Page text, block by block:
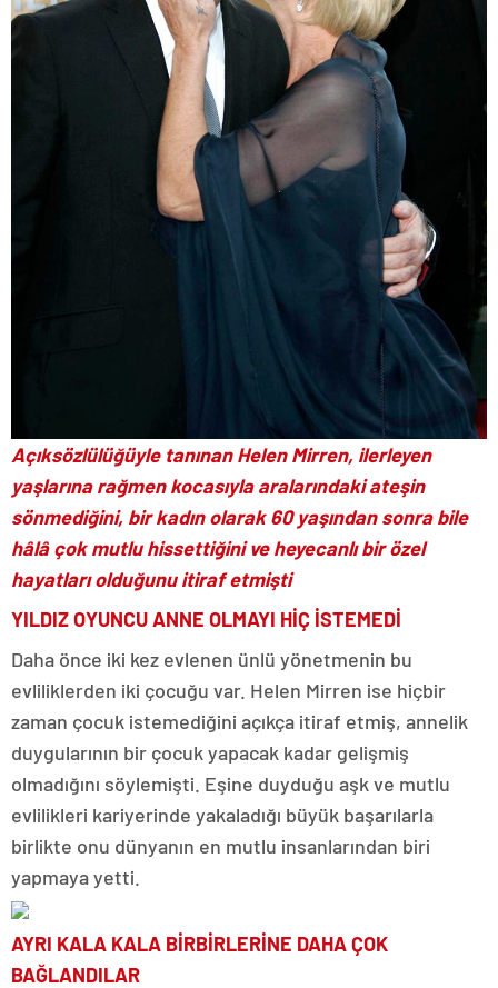
Açıksözlülüğüyle tanınan Helen Mirren, ilerleyen
yaşlarına rağmen kocasıyla aralarındaki ateşin
sönmediğini, bir kadın olarak 60 yaşından sonra bile
hâlâ çok mutlu hissettiğini ve heyecanlı bir özel
hayatları olduğunu itiraf etmişti
YILDIZ OYUNCU ANNE OLMAYI HİÇ İSTEMEDİ
Daha önce iki kez evlenen ünlü yönetmenin bu
evliliklerden iki çocuğu var. Helen Mirren ise hiçbir
zaman çocuk istemediğini açıkça itiraf etmiş, annelik
duygularının bir çocuk yapacak kadar gelişmiş
olmadığını söylemişti. Eşine duyduğu aşk ve mutlu
evlilikleri kariyerinde yakaladığı büyük başarılarla
birlikte onu dünyanın en mutlu insanlarından biri
yapmaya yetti.
AYRI KALA KALA BİRBİRLERİNE DAHA ÇOK
BAĞLANDILAR